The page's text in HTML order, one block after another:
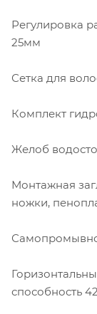
Регулировка
25мм
Сетка для
Комплект
Желоб
Монтажная
ножки,
способность